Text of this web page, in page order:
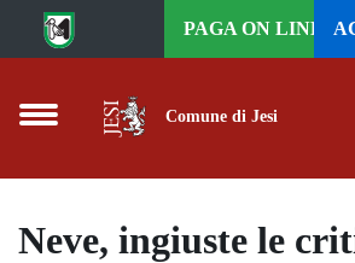
Vai al contenuto principale
PAGA ON LINE
Comune di Jesi
Neve, ingiuste le